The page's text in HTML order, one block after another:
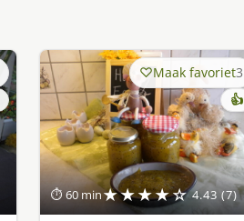
⏱ 60 min★★★★☆ 4.43 (7)
Maak favoriet3
👍